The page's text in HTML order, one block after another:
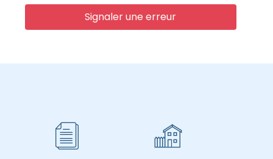
Signaler une erreur